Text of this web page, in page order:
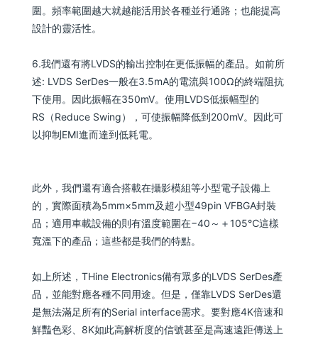
圍。頻率範圍越大就越能活用於各種並行通路；也能提高
設計的靈活性。
6.我們還有將LVDS的輸出控制在更低振幅的產品。如前所
述: LVDS SerDes一般在3.5mA的電流與100Ω的終端阻抗
下使用。因此振幅在350mV。使用LVDS低振幅型的
RS（Reduce Swing），可使振幅降低到200mV。因此可
以抑制EMI進而達到低耗電。
此外，我們還有適合搭載在攝影模組等小型電子設備上
的，實際面積為5mm×5mm及超小型49pin VFBGA封裝
品；適用車載設備的則有溫度範圍在−40～＋105℃這樣
寬溫下的產品；這些都是我們的特點。
如上所述，THine Electronics備有眾多的LVDS SerDes產
品，並能對應各種不同用途。但是，僅靠LVDS SerDes還
是無法滿足所有的Serial interface需求。要對應4K倍速和
鮮豔色彩、8K如此高解析度的信號甚至是高速遠距傳送上